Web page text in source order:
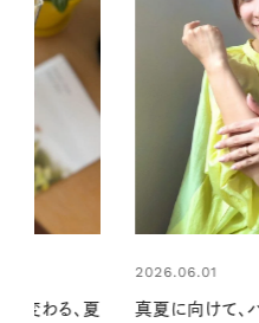
が香るひん
2026.07.24
夏の髪と心が瞬